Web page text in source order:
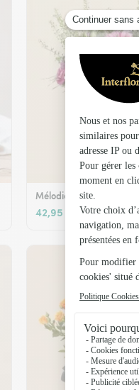
Mélodie et son vase offert
42,95 €